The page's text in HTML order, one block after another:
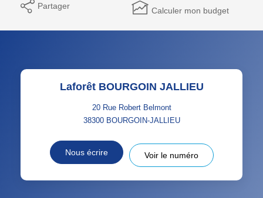
Partager Calculer mon budget
Laforêt BOURGOIN JALLIEU
20 Rue Robert Belmont
38300 BOURGOIN-JALLIEU
Nous écrire Voir le numéro